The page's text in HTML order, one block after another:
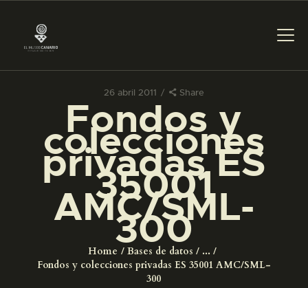
26 abril 2011 Share
Fondos y
colecciones
privadas ES
35001
AMC/SML-
300
Home Bases de datos
...
Fondos y colecciones privadas ES 35001 AMC/SML-
300
PREPARAR LA VISITA
ACTIVIDADES
█
EL MUSEO
COLECCIONES